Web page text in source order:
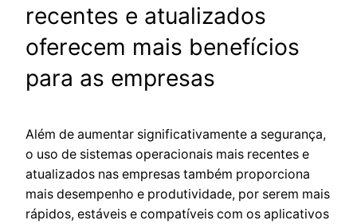
recentes e atualizados
oferecem mais benefícios
para as empresas
Além de aumentar significativamente a segurança,
o uso de sistemas operacionais mais recentes e
atualizados nas empresas também proporciona
mais desempenho e produtividade, por serem mais
rápidos, estáveis e compatíveis com os aplicativos